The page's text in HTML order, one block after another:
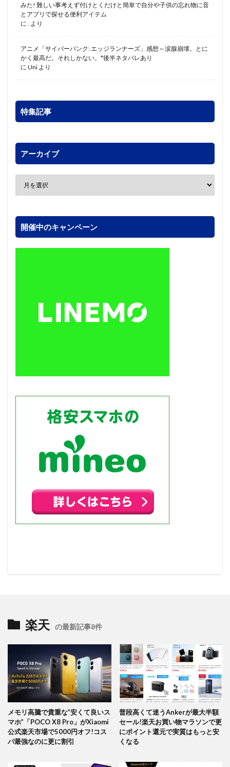
みた! 難しい事考えず付けとくだけと簡単で自分や子供の忘れ物に音
とアプリで探せる便利アイテム
に
より
アニメ「サイバーパンク: エッジランナーズ」感想～涙腺崩壊。とに
かく最高だ。それしかない。*後半ネタバレあり
に Uni より
特集記事
アーカイブ
開催中のキャンペーン
楽天 の最新記事8件
メモリ高騰で貴重な”安くて良いス
マホ”「POCO X8 Pro」がXiaomi
公式楽天市場で5000円オフ!コス
パ最強なのに更に割引
普段高くて迷うAnkerが最大半額
セール!楽天お買い物マラソンで更
にポイント還元で実質はもっと安
くなる